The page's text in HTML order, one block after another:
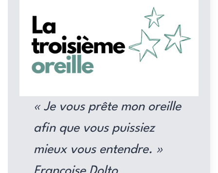
« Je vous prête mon oreille
afin que vous puissiez
mieux vous entendre. »